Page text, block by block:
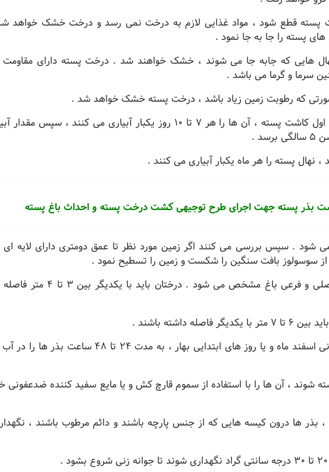
پسته قطع شود ، مواد غذایی لازم به درخت نمی رسد و درخت خشک خواهد
پسته را جا به جا نمود .
از نهال هایی که جابه جا می شوند ، خشک خواهند شد . درخت پسته دارای مقاومت
سرما و گرما می باشد .
که رطوبت زمین زیاد باشد ، درخت پسته خشک خواهد شد .
معمولا در 2 تا 3 سال اول کاشت پسته ، آن ها را هر 7 تا 10 روز یکبار آبیاری می کنند ، سپس
.
بذر پسته جهت اجرای طرح توجیهی کشت درخت پسته و احداث باغ پسته
شود . سپس بررسی می کنند اگر زمین مورد نظر تا عمق دومتری دارای لایه
از سوسولوز بافت سنگین را شکست و زمین را تسطیح نمود .
سپس موقعیت های اصلی و فرعی باغ مشخص می شود . درختان باید
داشته باشند .
سپس در روز های پایانی اسفند ماه و یا روز های ابتدایی بهار ، به مدت 24 تا 48
شوند ، آن ها را با استفاده از سموم قارچ کش و یا مایع سفید کننده ضدعفونی
4 تا 5 روز ، بذر ها درون کیسه هایی که از جنس پارچه باشند و دائم مرطوب باشند ،